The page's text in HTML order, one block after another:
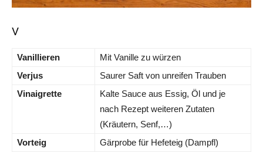
V
Vanillieren
Mit Vanille zu würzen
Verjus
Saurer Saft von unreifen Trauben
Vinaigrette
Kalte Sauce aus Essig, Öl und je
nach Rezept weiteren Zutaten
(Kräutern, Senf,…)
Vorteig
Gärprobe für Hefeteig (Dampfl)